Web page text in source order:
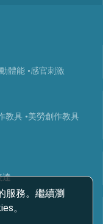
服務。繼續瀏
。
體能 •感官刺激
教具 •美勞創作教具
達